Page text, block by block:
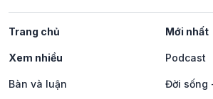
Trang chủ Mới nhất
Xem nhiều Podcast
Bàn và luận Đời sống